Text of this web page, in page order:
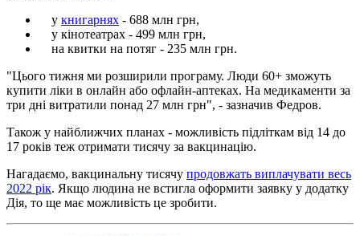
у книгарнях - 688 млн грн,
у кінотеатрах - 499 млн грн,
на квитки на потяг - 235 млн грн.
"Цього тижня ми розширили програму. Люди 60+ зможуть
купити ліки в онлайн або офлайн-аптеках. На медикаменти за
три дні витратили понад 27 млн грн", - зазначив Федров.
Також у найближчих планах - можливість підліткам від 14 до
17 років теж отримати тисячу за вакцинацію.
Нагадаємо, вакцинальну тисячу продовжать виплачувати весь
2022 рік. Якщо людина не встигла оформити заявку у додатку
Дія, то ще має можливість це зробити.